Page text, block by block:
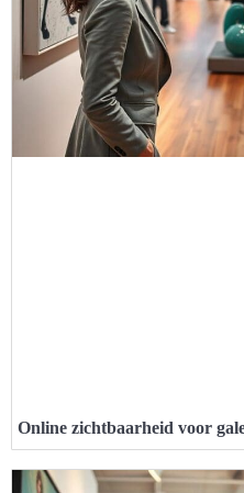
Online zichtbaarheid voor